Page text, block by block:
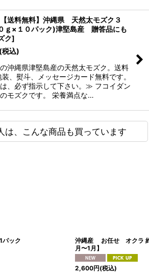
送料無料】沖縄県 天然太モズク３
ｇ×１０パック)津堅島産 贈答品にも
ク]
(税込)
沖縄県津堅島産の天然太モズク。送料
、熨斗、メッセージカード無料です。
、必ず指示して下さい。≫ フコイダン
モズクです。 栄養満点な…
は、こんな商品も買っています
ック
沖縄産 お任せ オクラ
月〜1月】
2,600円(税込)